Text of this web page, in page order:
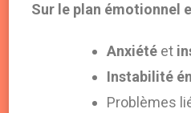
Sur le plan émotionnel
Anxiété et
Instabilité
Problèmes